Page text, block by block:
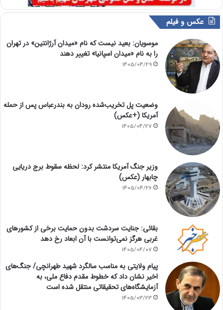
عکس و فیلم
موسویان: بعید نیست که نام «میدان آرژانتین» در تهران
را به نام «میدان اسپانیا» تغییر دهند
1405/04/29
وضعیت پل تخریب‌شده رودان به بندرعباس پس از حمله
آمریکا (+عکس)
1405/04/27
وزیر جنگ آمریکا منتشر کرد: لحظه سقوط برج دریایی
چابهار (عکس)
1405/04/26
بقائی: جنایت سردشت بدون حمایت برخی از کشورهای
غربی هرگز نمی‌توانست با آن ابعاد رخ دهد
1405/04/07
پیام ولایتی به مناسب سالگرد شهید طهرانچی/ جنگ‌های
اخیر نشان داد که خطوط مقدم دفاع ملی، به
آزمایشگاه‌های تحقیقاتی منتقل شده است
1405/03/23